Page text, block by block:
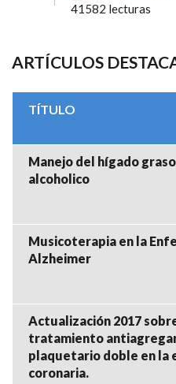
41582 lecturas
ARTÍCULOS
TÍTULO
Manejo del hígado
alcoholico
Musicoterapia en la
Alzheimer
Actualización 2017
tratamiento
plaquetario doble en la
coronaria.